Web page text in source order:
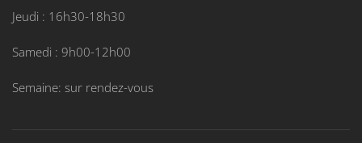
Jeudi : 16h30-18h30
Samedi : 9h00-12h00
Semaine: sur rendez-vous